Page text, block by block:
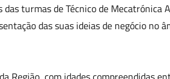
turmas de Técnico de Mecatrónica
das suas ideias de negócio no